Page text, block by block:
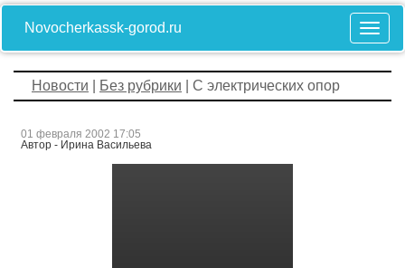
Novocherkassk-gorod.ru
Новости Без рубрики | С электрических опор
01 февраля 2002 17:05
Автор - Ирина Васильева